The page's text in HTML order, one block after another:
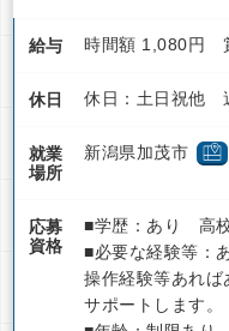
給与 時間額 1,080円
休日 休日：土日祝他
就業
場所
新潟県加茂市
応募
資格
■学歴：あり 高
■必要な経験等：
操作経験等あれば
サポートします。